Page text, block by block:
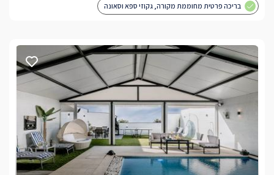
בריכה פרטית מחוממת מקורה, גקוזי ספא וסאונה